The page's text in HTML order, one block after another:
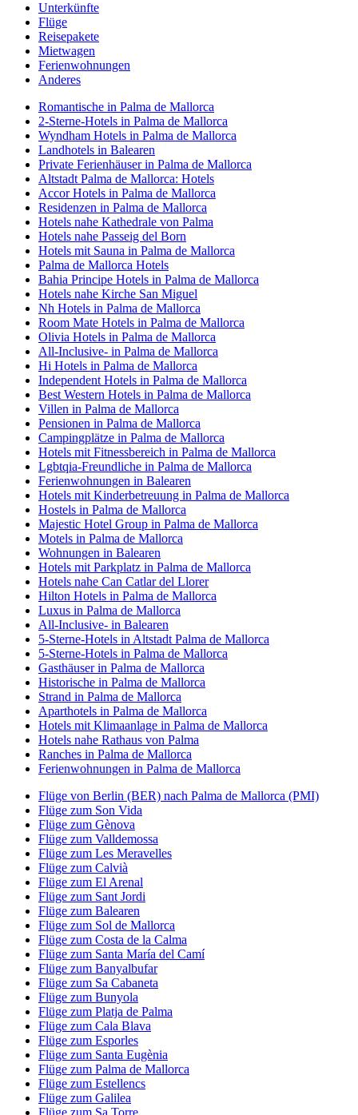
Unterkünfte
Flüge
Reisepakete
Mietwagen
Ferienwohnungen
Anderes
Romantische in Palma de Mallorca
2-Sterne-Hotels in Palma de Mallorca
Wyndham Hotels in Palma de Mallorca
Landhotels in Balearen
Private Ferienhäuser in Palma de Mallorca
Altstadt Palma de Mallorca: Hotels
Accor Hotels in Palma de Mallorca
Residenzen in Palma de Mallorca
Hotels nahe Kathedrale von Palma
Hotels nahe Passeig del Born
Hotels mit Sauna in Palma de Mallorca
Palma de Mallorca Hotels
Bahia Principe Hotels in Palma de Mallorca
Hotels nahe Kirche San Miguel
Nh Hotels in Palma de Mallorca
Room Mate Hotels in Palma de Mallorca
Olivia Hotels in Palma de Mallorca
All-Inclusive- in Palma de Mallorca
Hi Hotels in Palma de Mallorca
Independent Hotels in Palma de Mallorca
Best Western Hotels in Palma de Mallorca
Villen in Palma de Mallorca
Pensionen in Palma de Mallorca
Campingplätze in Palma de Mallorca
Hotels mit Fitnessbereich in Palma de Mallorca
Lgbtqia-Freundliche in Palma de Mallorca
Ferienwohnungen in Balearen
Hotels mit Kinderbetreuung in Palma de Mallorca
Hostels in Palma de Mallorca
Majestic Hotel Group in Palma de Mallorca
Motels in Palma de Mallorca
Wohnungen in Balearen
Hotels mit Parkplatz in Palma de Mallorca
Hotels nahe Can Catlar del Llorer
Hilton Hotels in Palma de Mallorca
Luxus in Palma de Mallorca
All-Inclusive- in Balearen
5-Sterne-Hotels in Altstadt Palma de Mallorca
5-Sterne-Hotels in Palma de Mallorca
Gasthäuser in Palma de Mallorca
Historische in Palma de Mallorca
Strand in Palma de Mallorca
Aparthotels in Palma de Mallorca
Hotels mit Klimaanlage in Palma de Mallorca
Hotels nahe Rathaus von Palma
Ranches in Palma de Mallorca
Ferienwohnungen in Palma de Mallorca
Flüge von Berlin (BER) nach Palma de Mallorca (PMI)
Flüge zum Son Vida
Flüge zum Gènova
Flüge zum Valldemossa
Flüge zum Les Meravelles
Flüge zum Calvià
Flüge zum El Arenal
Flüge zum Sant Jordi
Flüge zum Balearen
Flüge zum Sol de Mallorca
Flüge zum Costa de la Calma
Flüge zum Santa María del Camí
Flüge zum Banyalbufar
Flüge zum Sa Cabaneta
Flüge zum Bunyola
Flüge zum Platja de Palma
Flüge zum Cala Blava
Flüge zum Esporles
Flüge zum Santa Eugènia
Flüge zum Palma de Mallorca
Flüge zum Estellencs
Flüge zum Galilea